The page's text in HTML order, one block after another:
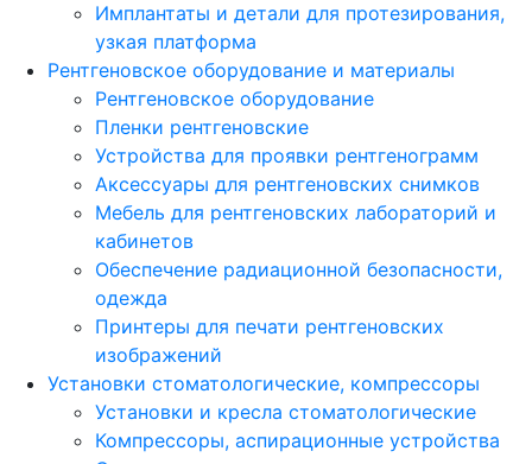
Имплантаты и детали для протезирования,
узкая платформа
Рентгеновское оборудование и материалы
Рентгеновское оборудование
Пленки рентгеновские
Устройства для проявки рентгенограмм
Аксессуары для рентгеновских снимков
Мебель для рентгеновских лабораторий и
кабинетов
Обеспечение радиационной безопасности,
одежда
Принтеры для печати рентгеновских
изображений
Установки стоматологические, компрессоры
Установки и кресла стоматологические
Компрессоры, аспирационные устройства